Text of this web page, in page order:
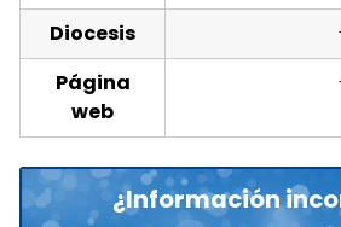
Diocesis
Página
web
¿Información